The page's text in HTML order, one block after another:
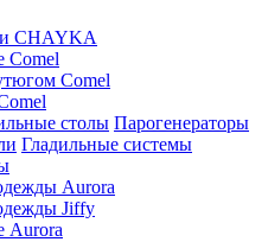
CHAYKA
Comel
Comel
столы Парогенераторы
Гладильные системы
Aurora
Jiffy
Aurora